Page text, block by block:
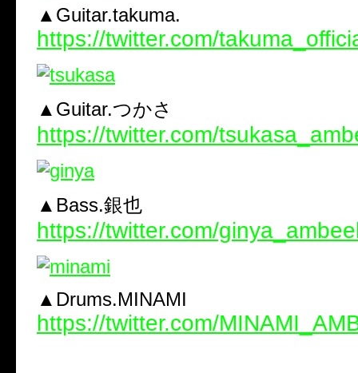
▲Guitar.takuma.
https://twitter.com/
▲Guitar.つかさ
https://twitter.com/
▲Bass.銀也
https://twitter.com/
▲Drums.MINAMI
https://twitter.com/